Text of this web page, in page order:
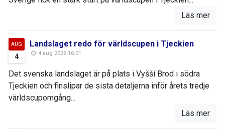
Läs mer
AUG
4
Landslaget redo för världscupen i Tjeckien
4 aug 2026 16:01
Det svenska landslaget är på plats i Vyšší Brod i södra
Tjeckien och finslipar de sista detaljerna inför årets tredje
världscupomgång...
Läs mer